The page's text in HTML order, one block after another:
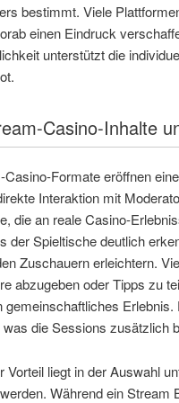
bestimmt. Viele
einen Eindruck
unterstützt die
Casino-Inhalte
Formate eröffnen
Interaktion mit
die an reale Casino-
der Spieltische deutlich
Zuschauern erleichtern.
abzugeben oder Tipps zu
gemeinschaftliches
die Sessions zusätzlich
Vorteil liegt in der Auswahl
Während ein